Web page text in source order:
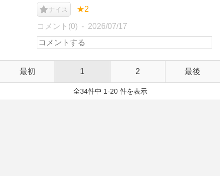
ナイス ★2
コメント(0) 2026/07/17
最初 1 2 最後
全34件中 1-20 件を表示